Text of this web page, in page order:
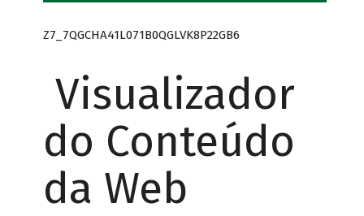
Z7_7QGCHA41L071B0QGLVK8P22GB6
Visualizador
do Conteúdo
da Web